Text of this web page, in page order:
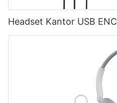
Headset Kantor USB ENC